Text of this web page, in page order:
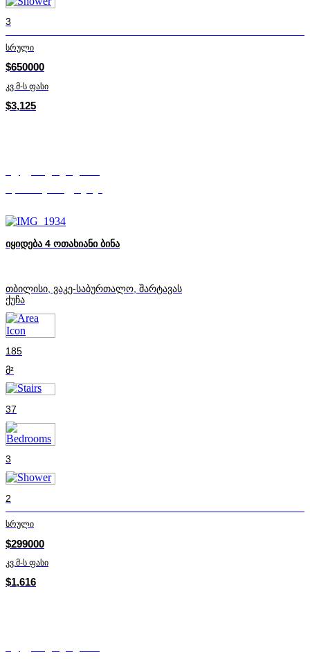
3
სრული
$650000
კვ.მ-ს ფასი
$3,125
იყიდება 4 ოთახიანი ბინა
თბილისი, ვაკე-საბურთალო, შარტავას
ქუჩა
185
მ²
37
3
2
სრული
$299000
კვ.მ-ს ფასი
$1,616